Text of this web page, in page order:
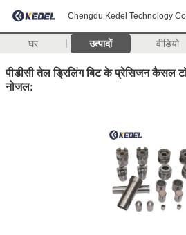
Chengdu Kedel Technology
घर उत्पादों वीडियो
पीडीसी तेल ड्रिलिंग बिट के प्रेसिजन कैसल
नोजल: